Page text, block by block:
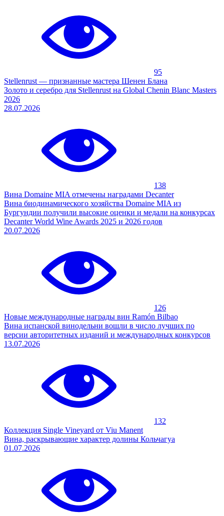
95
Stellenrust — признанные мастера Шенен Блана
Золото и серебро для Stellenrust на Global Chenin Blanc Masters
2026
28.07.2026
138
Вина Domaine MIA отмечены наградами Decanter
Вина биодинамического хозяйства Domaine MIA из
Бургундии получили высокие оценки и медали на конкурсах
Decanter World Wine Awards 2025 и 2026 годов
20.07.2026
126
Новые международные награды вин Ramón Bilbao
Вина испанской винодельни вошли в число лучших по
версии авторитетных изданий и международных конкурсов
13.07.2026
132
Коллекция Single Vineyard от Viu Manent
Вина, раскрывающие характер долины Кольчагуа
01.07.2026